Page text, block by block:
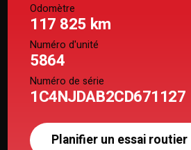
Odomètre
117 825 km
Numéro d'unité
5864
Numéro de série
1C4NJDAB2CD671127
Planifier un essai routier